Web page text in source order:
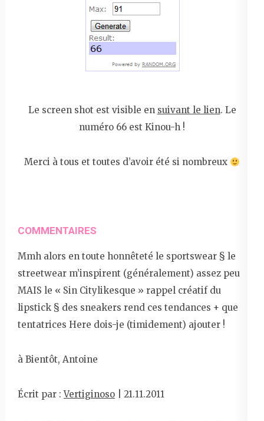
Le screen shot est visible en suivant le lien. Le
numéro 66 est Kinou-h !
Merci à tous et toutes d’avoir été si nombreux
COMMENTAIRES
Mmh alors en toute honnêteté le sportswear § le
streetwear m’inspirent (généralement) assez peu
MAIS le « Sin Citylikesque » rappel créatif du
lipstick § des sneakers rend ces tendances + que
tentatrices Here dois-je (timidement) ajouter !
à Bientôt, Antoine
Écrit par :Vertiginoso | 21.11.2011